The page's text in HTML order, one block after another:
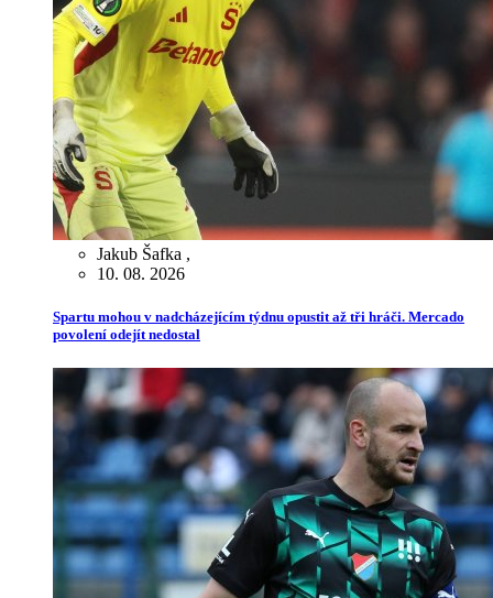
Jakub Šafka ,
10. 08. 2026
Spartu mohou v nadcházejícím týdnu opustit až tři hráči. Mercado
povolení odejít nedostal